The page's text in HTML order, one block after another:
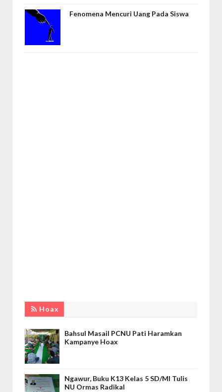
Fenomena Mencuri Uang Pada Siswa
Hoax
Bahsul Masail PCNU Pati Haramkan
Kampanye Hoax
Ngawur, Buku K13 Kelas 5 SD/MI Tulis
NU Ormas Radikal